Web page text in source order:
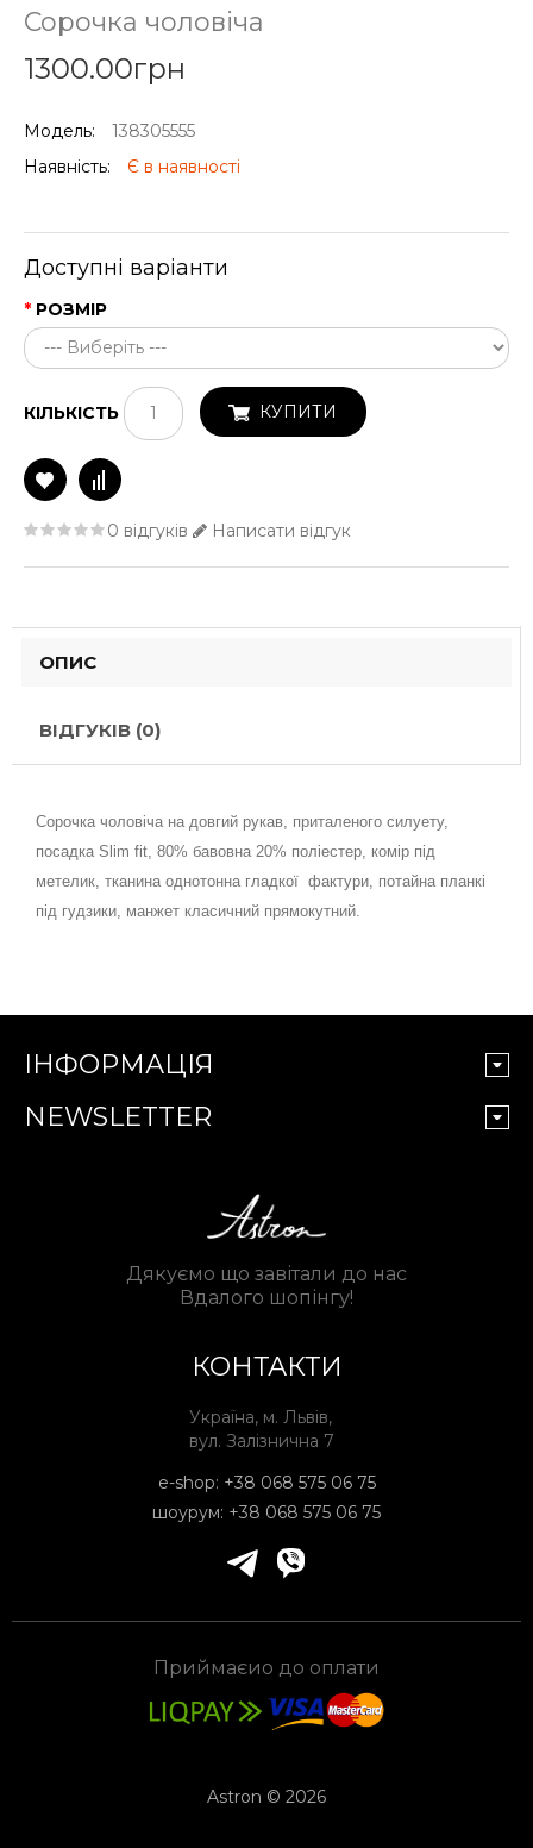
Сорочка чоловіча
1300.00грн
Модель:
138305555
Наявність:
Є в наявності
Доступні варіанти
РОЗМІР
КІЛЬКІСТЬ КУПИТИ
0 відгуків Написати відгук
ОПИС
ВІДГУКІВ (0)
Сорочка чоловіча на довгий рукав, приталеного силуету,
посадка Slim fit, 80% бавовна 20% поліестер, комір під
метелик, тканина однотонна гладкої фактури, потайна планкі
під гудзики, манжет класичний прямокутний.
ІНФОРМАЦІЯ
Дякуємо що завітали до нас
Вдалого шопінгу!
NEWSLETTER
КОНТАКТИ
Україна, м. Львів,
вул. Залізнична 7
e-shop: +38 068 575 06 75
шоурум: +38 068 575 06 75
Приймаєио до оплати
Astron © 2026